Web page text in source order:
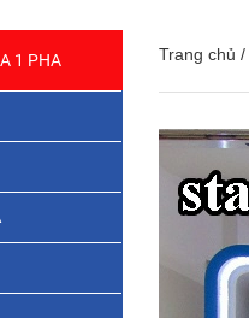
Trang chủ /
1 PHA